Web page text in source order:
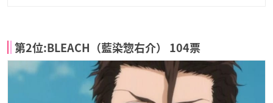
第2位:BLEACH（藍染惣右介） 104票